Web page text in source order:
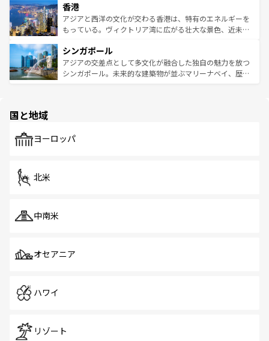
とつ。フォーやバインミー、ベトナムコーヒーなどは、ぜ
ひ現地で味わいたい。どの地域を訪れてもあたたかい人々
が旅行者を迎えてくれるので、きっと忘れられない旅にな
参照してほしい。
の活気が交差している。北部ではチェンマイなどの山岳地
帯で自然と触れ合い、南部ではプーケットやクラビの美し
いビーチでリゾート気分を楽しむことができる。タイ料理
激する。気候は一年中温暖で、どの季節にも異なる楽しみ
が待っている。親しみやすいタイの人々、仏教を中心とし
た文化、そして多様な観光資源が、訪れる旅人を魅了し続
香港
アジアと西洋の文化が交わる香港は、特有のエネルギーを
もっている。ヴィクトリア湾に広がる壮大な景色、近未来
み、どこを訪れても感動するはず。観光スポットが密集し
ており、効率よく見どころを回れるのも魅力。息をのむよ
うな絶景から文化的な体験まで、香港を存分に楽しみ尽く
シンガポール
アジアの交差点として多文化が融合した独自の魅力を放つ
シンガポール。未来的な建築物が並ぶマリーナベイ、歴史
で、ホーカーズは地元の風情を楽しめる外せないスポット
国と地域
ヨーロッパ
北米
中南米
オセアニア
ハワイ
リゾート